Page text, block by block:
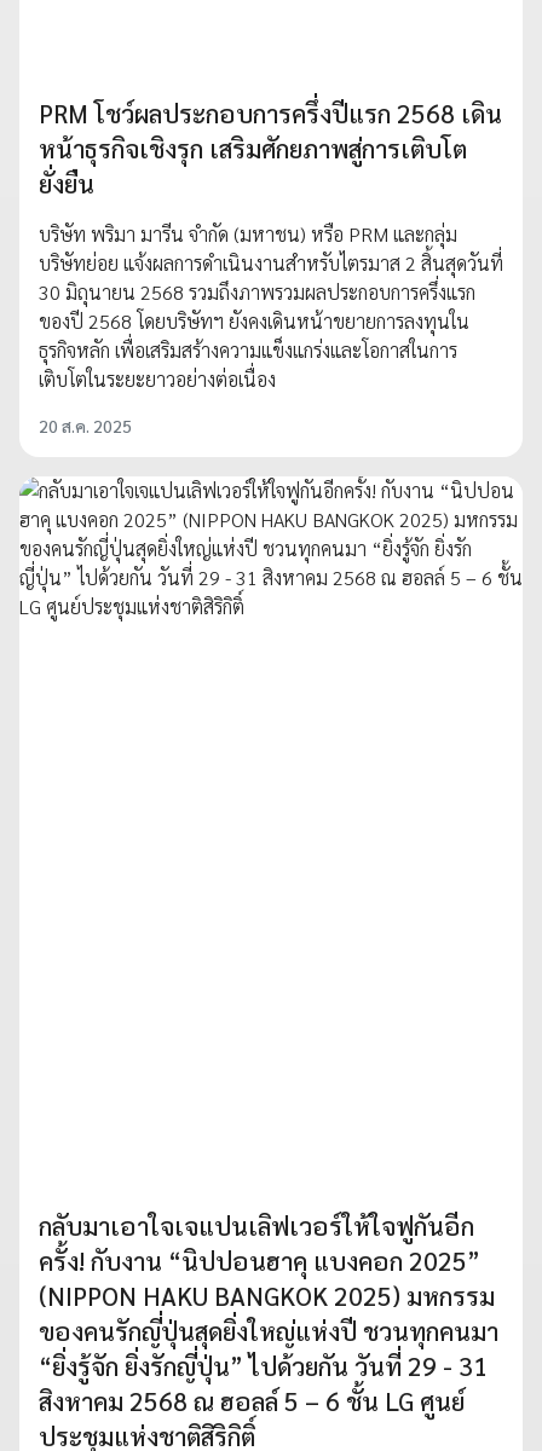
PRM โชว์ผลประกอบการครึ่งปีแรก 2568 เดิน
หน้าธุรกิจเชิงรุก เสริมศักยภาพสู่การเติบโต
ยั่งยืน
บริษัท พริมา มารีน จำกัด (มหาชน) หรือ PRM และกลุ่ม
บริษัทย่อย แจ้งผลการดำเนินงานสำหรับไตรมาส 2 สิ้นสุดวันที่
30 มิถุนายน 2568 รวมถึงภาพรวมผลประกอบการครึ่งแรก
ของปี 2568 โดยบริษัทฯ ยังคงเดินหน้าขยายการลงทุนใน
ธุรกิจหลัก เพื่อเสริมสร้างความแข็งแกร่งและโอกาสในการ
เติบโตในระยะยาวอย่างต่อเนื่อง
20 ส.ค. 2025
กลับมาเอาใจเจแปนเลิฟเวอร์ให้ใจฟูกันอีก
ครั้ง! กับงาน “นิปปอนฮาคุ แบงคอก 2025”
(NIPPON HAKU BANGKOK 2025) มหกรรม
ของคนรักญี่ปุ่นสุดยิ่งใหญ่แห่งปี ชวนทุกคนมา
“ยิ่งรู้จัก ยิ่งรักญี่ปุ่น” ไปด้วยกัน วันที่ 29 - 31
สิงหาคม 2568 ณ ฮอลล์ 5 – 6 ชั้น LG ศูนย์
ประชุมแห่งชาติสิริกิติ์